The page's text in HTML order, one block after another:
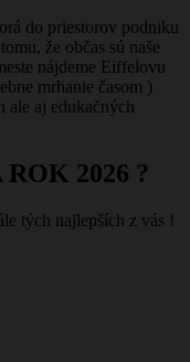
do priestorov podniku
že občas sú naše
nájdeme Eiffelovu
mrhanie časom )
ale aj edukačných
2026 ?
tých najlepších z vás !